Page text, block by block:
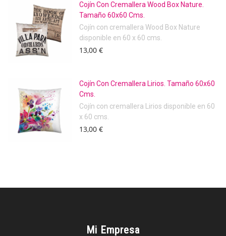
Cojín Con Cremallera Wood Box Nature.
Tamaño 60x60 Cms.
Cojín con cremallera Wood Box Nature
disponible en 60 x 60 cms.
13,00 €
Cojín Con Cremallera Lirios. Tamaño 60x60
Cms.
Cojín con cremallera Lirios disponible en 60
x 60 cms.
13,00 €
Mi Empresa